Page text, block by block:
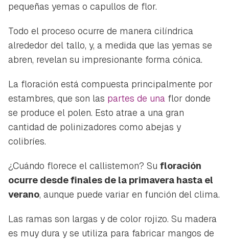
pequeñas yemas o capullos de flor.
Todo el proceso ocurre de manera cilíndrica
alrededor del tallo, y, a medida que las yemas se
abren, revelan su impresionante forma cónica.
La floración está compuesta principalmente por
estambres, que son las partes de una flor donde
se produce el polen. Esto atrae a una gran
cantidad de polinizadores como abejas y
colibríes.
¿Cuándo florece el callistemon? Su floración
ocurre desde finales de la primavera hasta el
verano, aunque puede variar en función del clima.
Las ramas son largas y de color rojizo. Su madera
es muy dura y se utiliza para fabricar mangos de